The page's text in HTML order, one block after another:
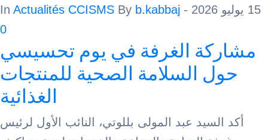
- In
Actualités CCISMS By b.kabbaj
الغرفة في يوم تحسيسي
السلامة الصحية للمنتجات
الغذائية
عبد المولى بللوتي، النائب الأول لرئيس